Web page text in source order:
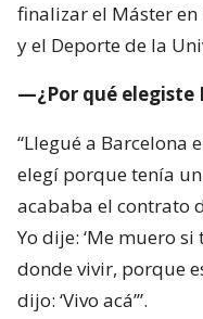
finalizar el Máster
y el Deporte de la
—¿Por qué elegiste
“Llegué a Barcelona
elegí porque tenía
acababa el contrato
Yo dije: ‘Me muero
donde vivir, porque
dijo: ‘Vivo acá’”.